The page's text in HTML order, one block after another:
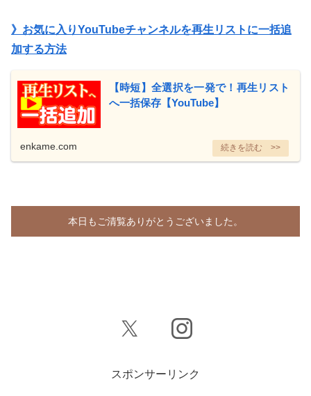
》お気に入りYouTubeチャンネルを再生リストに一括追
加する方法
【時短】全選択を一発で！再生リスト
へ一括保存【YouTube】
enkame.com
本日もご清覧ありがとうございました。
スポンサーリンク